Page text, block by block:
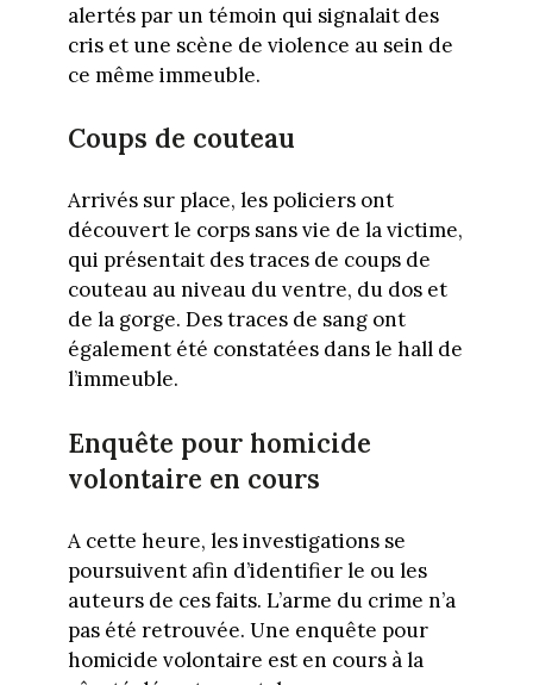
alertés par un témoin qui signalait des
cris et une scène de violence au sein de
ce même immeuble.
Coups de couteau
Arrivés sur place, les policiers ont
découvert le corps sans vie de la victime,
qui présentait des traces de coups de
couteau au niveau du ventre, du dos et
de la gorge. Des traces de sang ont
également été constatées dans le hall de
l’immeuble.
Enquête pour homicide
volontaire en cours
A cette heure, les investigations se
poursuivent afin d’identifier le ou les
auteurs de ces faits. L’arme du crime n’a
pas été retrouvée. Une enquête pour
homicide volontaire est en cours à la